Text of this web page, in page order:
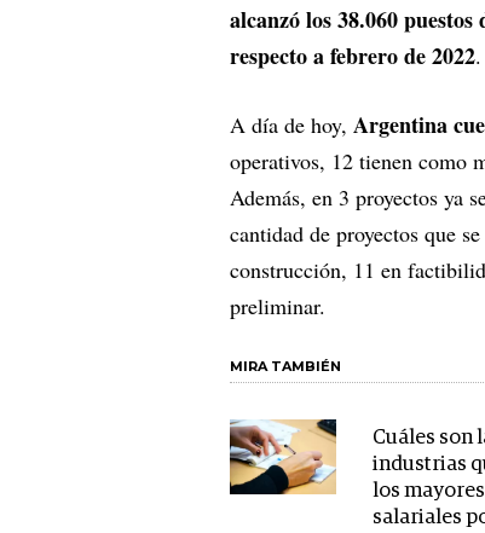
alcanzó los 38.060
respecto a febrero de 2022.
A día de hoy, Argentina
operativos, 12 tienen como
Además, en 3 proyectos ya
cantidad de proyectos que
construcción, 11 en
preliminar.
MIRA TAMBIÉN
Cuáles son
industrias
los
salariales